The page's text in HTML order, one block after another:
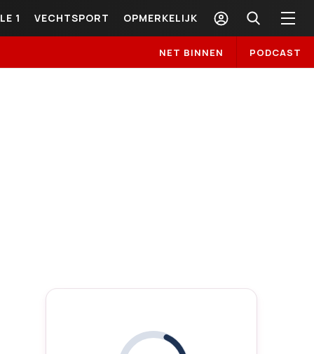
1 VECHTSPORT OPMERKELIJK
NET BINNEN PODCAST